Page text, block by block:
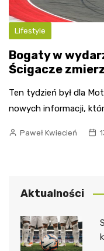
Lifestyle
Bogaty w
Ścigacze
Ten tydzień był dla
nowych informacji,
Paweł Kwiecień
Aktualności